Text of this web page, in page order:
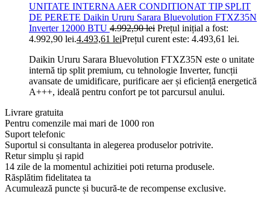
UNITATE INTERNA AER CONDITIONAT TIP SPLIT
DE PERETE Daikin Ururu Sarara Bluevolution FTXZ35N
Inverter 12000 BTU 4.992,90lei Prețul inițial a fost:
4.992,90 lei.4.493,61 leiPrețul curent este: 4.493,61 lei.
Daikin Ururu Sarara Bluevolution FTXZ35N este o unitate
internă tip split premium, cu tehnologie Inverter, funcții
avansate de umidificare, purificare aer și eficiență energetică
A+++, ideală pentru confort pe tot parcursul anului.
Livrare gratuita
Pentru comenzile mai mari de 1000 ron
Suport telefonic
Suportul si consultanta in alegerea produselor potrivite.
Retur simplu și rapid
14 zile de la momentul achizitiei poti returna produsele.
Răsplătim fidelitatea ta
Acumulează puncte și bucură-te de recompense exclusive.